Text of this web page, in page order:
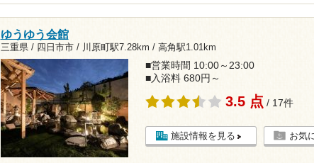
ゆうゆう会館
三重県 / 四日市市 / 川原町駅7.28km / 高角駅1.01km
■営業時間 10:00～23:00
■入浴料 680円～
3.5 点 / 17件
施設情報を見る お気